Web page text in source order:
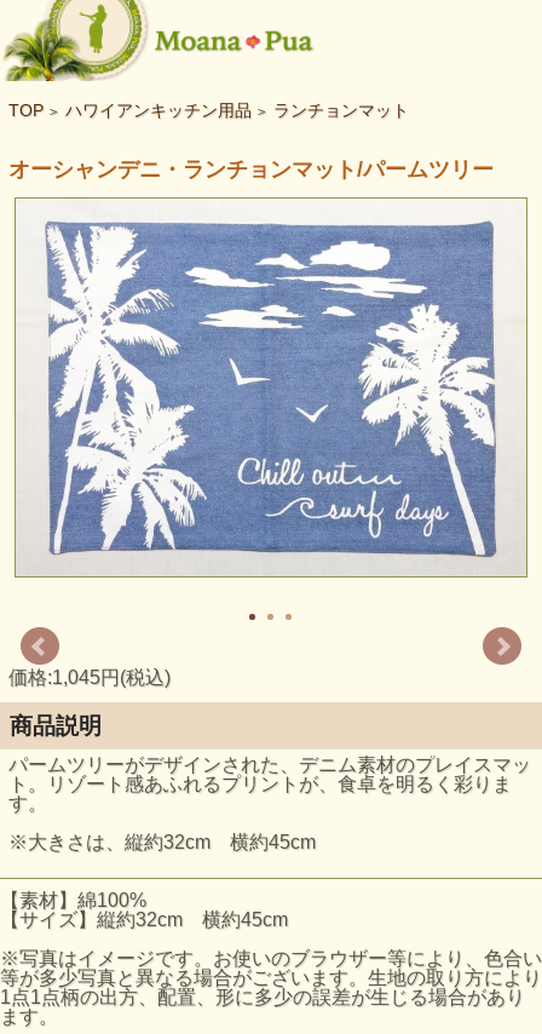
TOP > ハワイアンキッチン用品 > ランチョンマット
オーシャンデニ・ランチョンマット/パームツリー
価格:1,045円(税込)
商品説明
パームツリーがデザインされた、デニム素材のプレイスマッ
ト。リゾート感あふれるプリントが、食卓を明るく彩りま
す。
※大きさは、縦約32cm 横約45cm
【素材】綿100%
【サイズ】縦約32cm 横約45cm
※写真はイメージです。お使いのブラウザー等により、色合い
等が多少写真と異なる場合がございます。生地の取り方により
1点1点柄の出方、配置、形に多少の誤差が生じる場合があり
ます。